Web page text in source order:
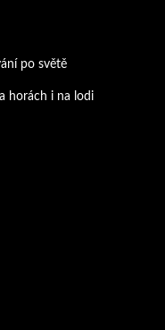
po světě
horách i na lodi